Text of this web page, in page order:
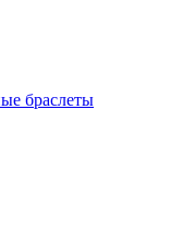
браслеты